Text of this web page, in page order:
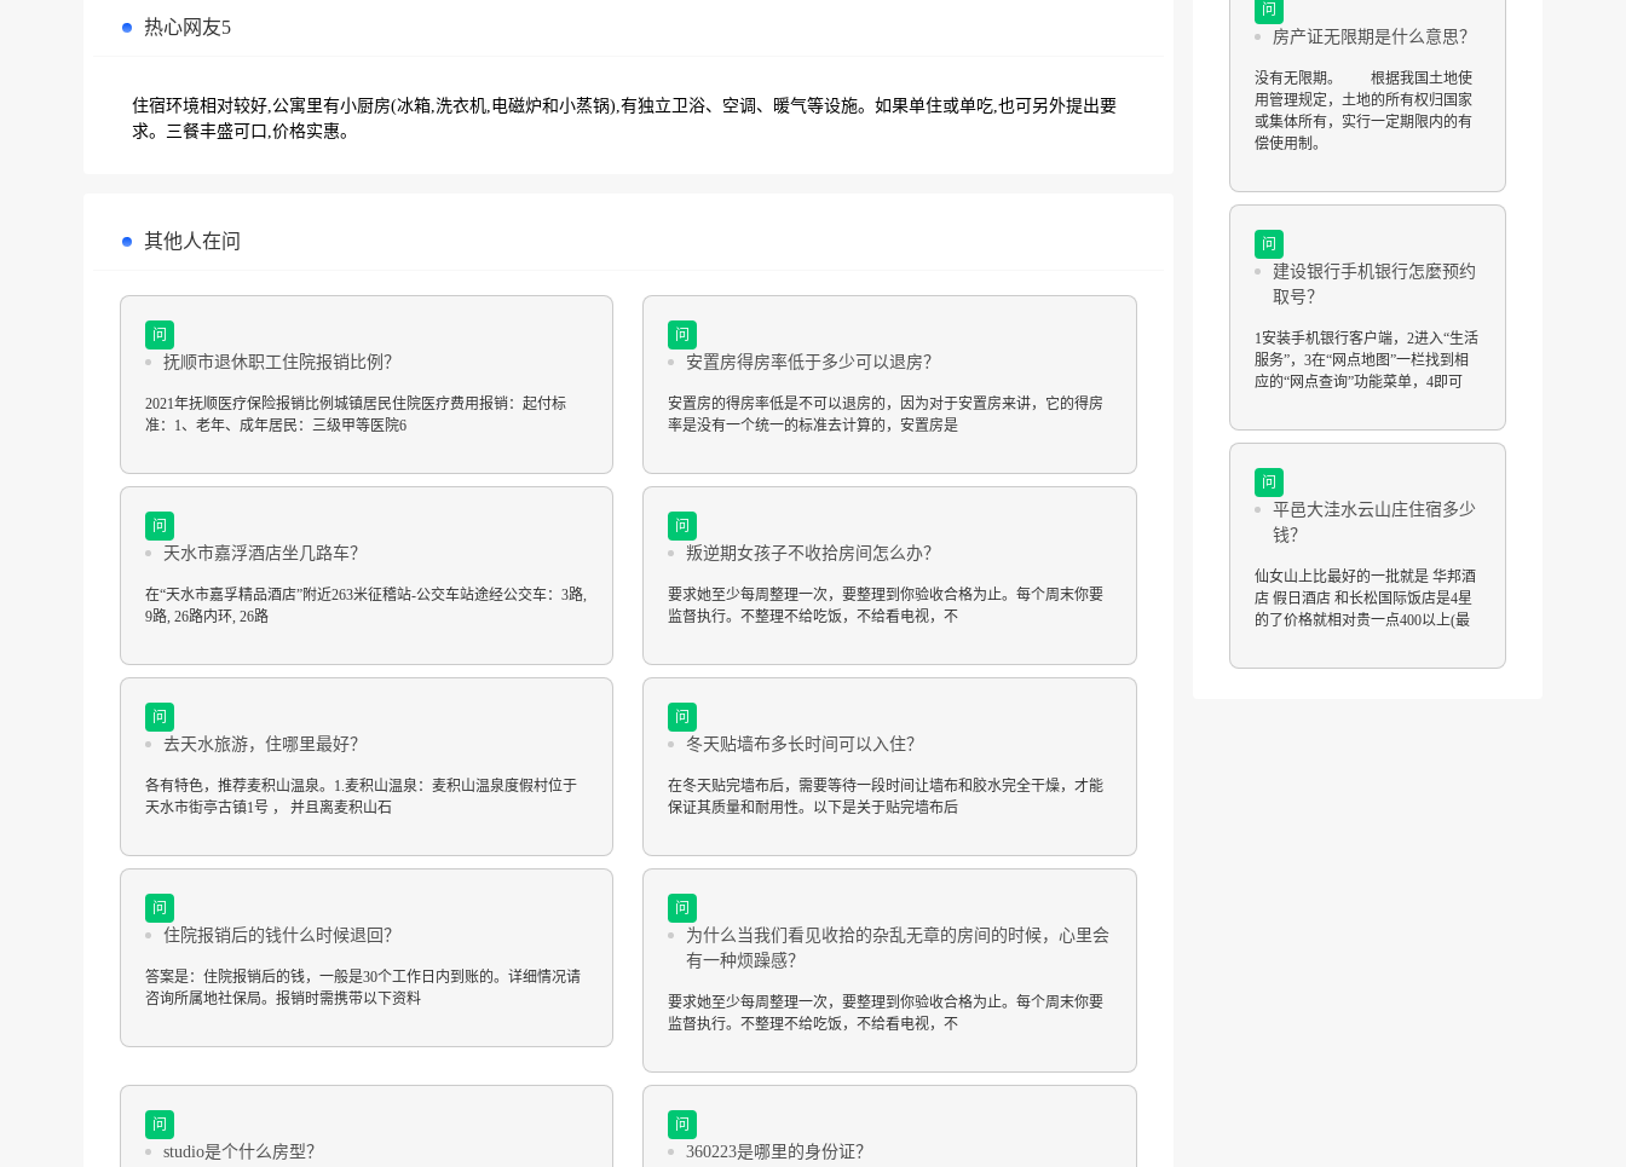
热心网友5
住宿环境相对较好,公寓里有小厨房(冰箱,洗衣机,电磁炉和小蒸锅),有独立卫浴、空调、暖气等设施。如果单住或单吃,也可另外提出要
求。三餐丰盛可口,价格实惠。
其他人在问
问
抚顺市退休职工住院报销比例？
2021年抚顺医疗保险报销比例城镇居民住院医疗费用报销：起付标
准：1、老年、成年居民：三级甲等医院6
问
安置房得房率低于多少可以退房？
安置房的得房率低是不可以退房的，因为对于安置房来讲，它的得房
率是没有一个统一的标准去计算的，安置房是
问
天水市嘉浮酒店坐几路车？
在“天水市嘉孚精品酒店”附近263米征稽站-公交车站途经公交车：3路,
9路, 26路内环, 26路
问
叛逆期女孩子不收拾房间怎么办？
要求她至少每周整理一次，要整理到你验收合格为止。每个周末你要
监督执行。不整理不给吃饭，不给看电视，不
问
去天水旅游，住哪里最好？
各有特色，推荐麦积山温泉。1.麦积山温泉：麦积山温泉度假村位于
天水市街亭古镇1号 ， 并且离麦积山石
问
冬天贴墙布多长时间可以入住？
在冬天贴完墙布后，需要等待一段时间让墙布和胶水完全干燥，才能
保证其质量和耐用性。以下是关于贴完墙布后
问
住院报销后的钱什么时候退回？
答案是：住院报销后的钱，一般是30个工作日内到账的。详细情况请
咨询所属地社保局。报销时需携带以下资料
问
为什么当我们看见收拾的杂乱无章的房间的时候，心里会
有一种烦躁感？
要求她至少每周整理一次，要整理到你验收合格为止。每个周末你要
监督执行。不整理不给吃饭，不给看电视，不
问
studio是个什么房型？
问
360223是哪里的身份证？
问
房产证无限期是什么意思？
没有无限期。 根据我国土地使
用管理规定，土地的所有权归国家
或集体所有，实行一定期限内的有
偿使用制。
问
建设银行手机银行怎麼预约
取号？
1安装手机银行客户端，2进入“生活
服务”，3在“网点地图”一栏找到相
应的“网点查询”功能菜单，4即可
问
平邑大洼水云山庄住宿多少
钱？
仙女山上比最好的一批就是 华邦酒
店 假日酒店 和长松国际饭店是4星
的了价格就相对贵一点400以上(最